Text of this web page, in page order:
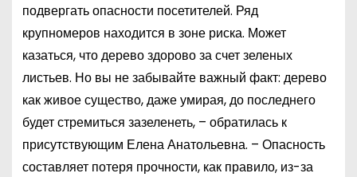
подвергать опасности посетителей. Ряд
крупномеров находится в зоне риска. Может
казаться, что дерево здорово за счет зеленых
листьев. Но вы не забывайте важный факт: дерево
как живое существо, даже умирая, до последнего
будет стремиться зазеленеть, – обратилась к
присутствующим Елена Анатольевна. – Опасность
составляет потеря прочности, как правило, из-за